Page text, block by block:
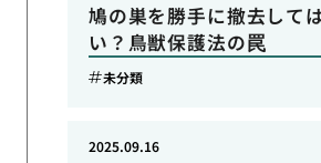
鳩の巣を勝手に撤去して
い？鳥獣保護法の罠
未分類
2025.09.16